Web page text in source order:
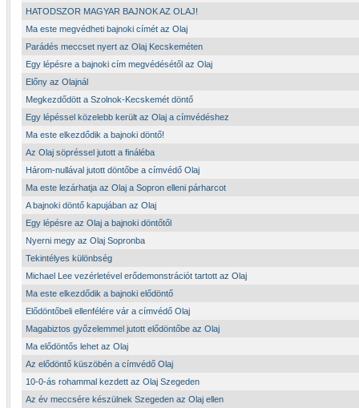
HATODSZOR MAGYAR BAJNOK AZ OLAJ!
Ma este megvédheti bajnoki címét az Olaj
Parádés meccset nyert az Olaj Kecskeméten
Egy lépésre a bajnoki cím megvédésétől az Olaj
Előny az Olajnál
Megkezdődött a Szolnok-Kecskemét döntő
Egy lépéssel közelebb került az Olaj a címvédéshez
Ma este elkezdődik a bajnoki döntő!
Az Olaj söpréssel jutott a fináléba
Három-nullával jutott döntőbe a címvédő Olaj
Ma este lezárhatja az Olaj a Sopron elleni párharcot
A bajnoki döntő kapujában az Olaj
Egy lépésre az Olaj a bajnoki döntőtől
Nyerni megy az Olaj Sopronba
Tekintélyes különbség
Michael Lee vezérletével erődemonstrációt tartott az Olaj
Ma este elkezdődik a bajnoki elődöntő
Elődöntőbeli ellenfélére vár a címvédő Olaj
Magabiztos győzelemmel jutott elődöntőbe az Olaj
Ma elődöntős lehet az Olaj
Az elődöntő küszöbén a címvédő Olaj
10-0-ás rohammal kezdett az Olaj Szegeden
Az év meccsére készülnek Szegeden az Olaj ellen